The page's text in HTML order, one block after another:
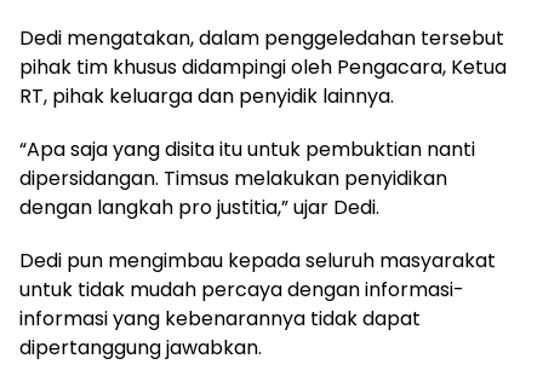
Dedi mengatakan, dalam penggeledahan tersebut
pihak tim khusus didampingi oleh Pengacara, Ketua
RT, pihak keluarga dan penyidik lainnya.
“Apa saja yang disita itu untuk pembuktian nanti
dipersidangan. Timsus melakukan penyidikan
dengan langkah pro justitia,” ujar Dedi.
Dedi pun mengimbau kepada seluruh masyarakat
untuk tidak mudah percaya dengan informasi-
informasi yang kebenarannya tidak dapat
dipertanggung jawabkan.